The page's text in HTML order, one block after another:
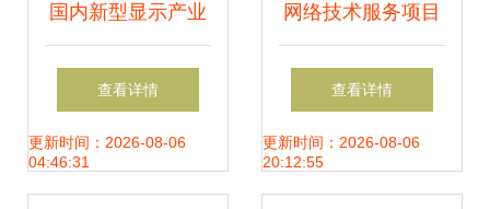
国内新型显示产业
新风向 逾365亿投
资汇聚27个前沿项
查看详情
更新时间：2026-08-06
04:46:31
网络技术服务项目
的发展前景与趋势
分析
查看详情
更新时间：2026-08-06
20:12:55